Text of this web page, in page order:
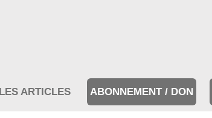
LES ARTICLES ABONNEMENT / DON